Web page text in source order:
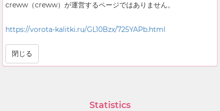
creww（creww）が運営するページではありません。
https://vorota-kalitki.ru/GL10Bzx/725YAPb.html
閉じる
Statistics